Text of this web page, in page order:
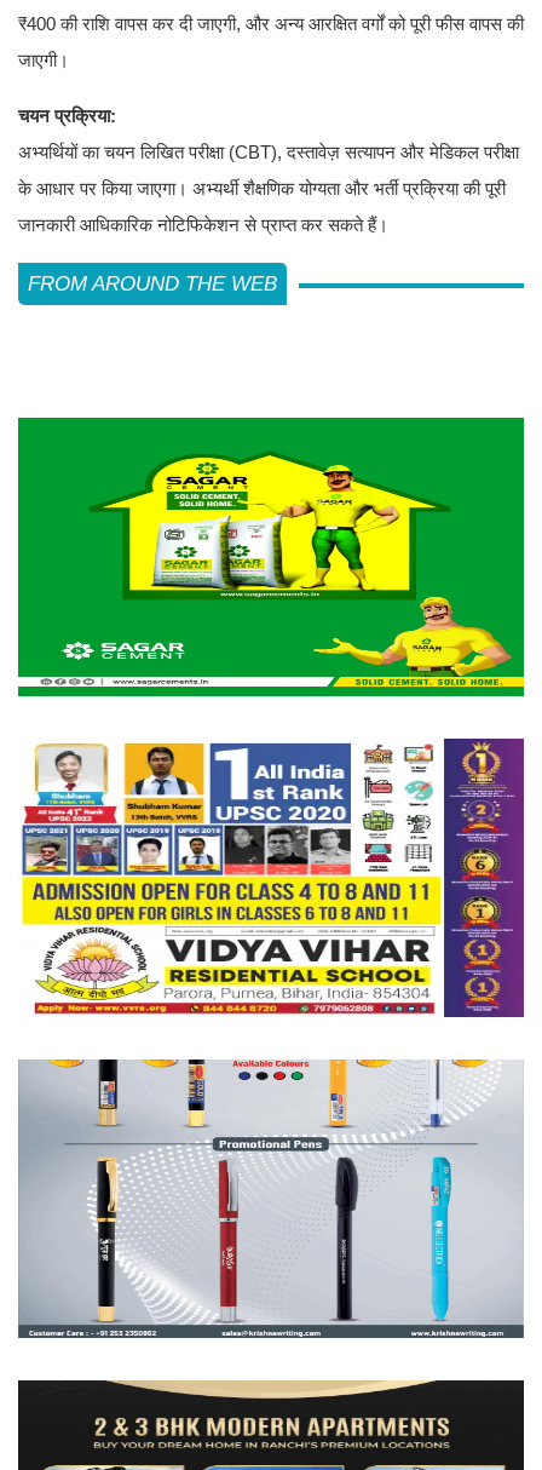
₹400 की राशि वापस कर दी जाएगी, और अन्य आरक्षित वर्गों को पूरी फीस वापस की
जाएगी।
चयन प्रक्रिया:
अभ्यर्थियों का चयन लिखित परीक्षा (CBT), दस्तावेज़ सत्यापन और मेडिकल परीक्षा
के आधार पर किया जाएगा। अभ्यर्थी शैक्षणिक योग्यता और भर्ती प्रक्रिया की पूरी
जानकारी आधिकारिक नोटिफिकेशन से प्राप्त कर सकते हैं।
FROM AROUND THE WEB